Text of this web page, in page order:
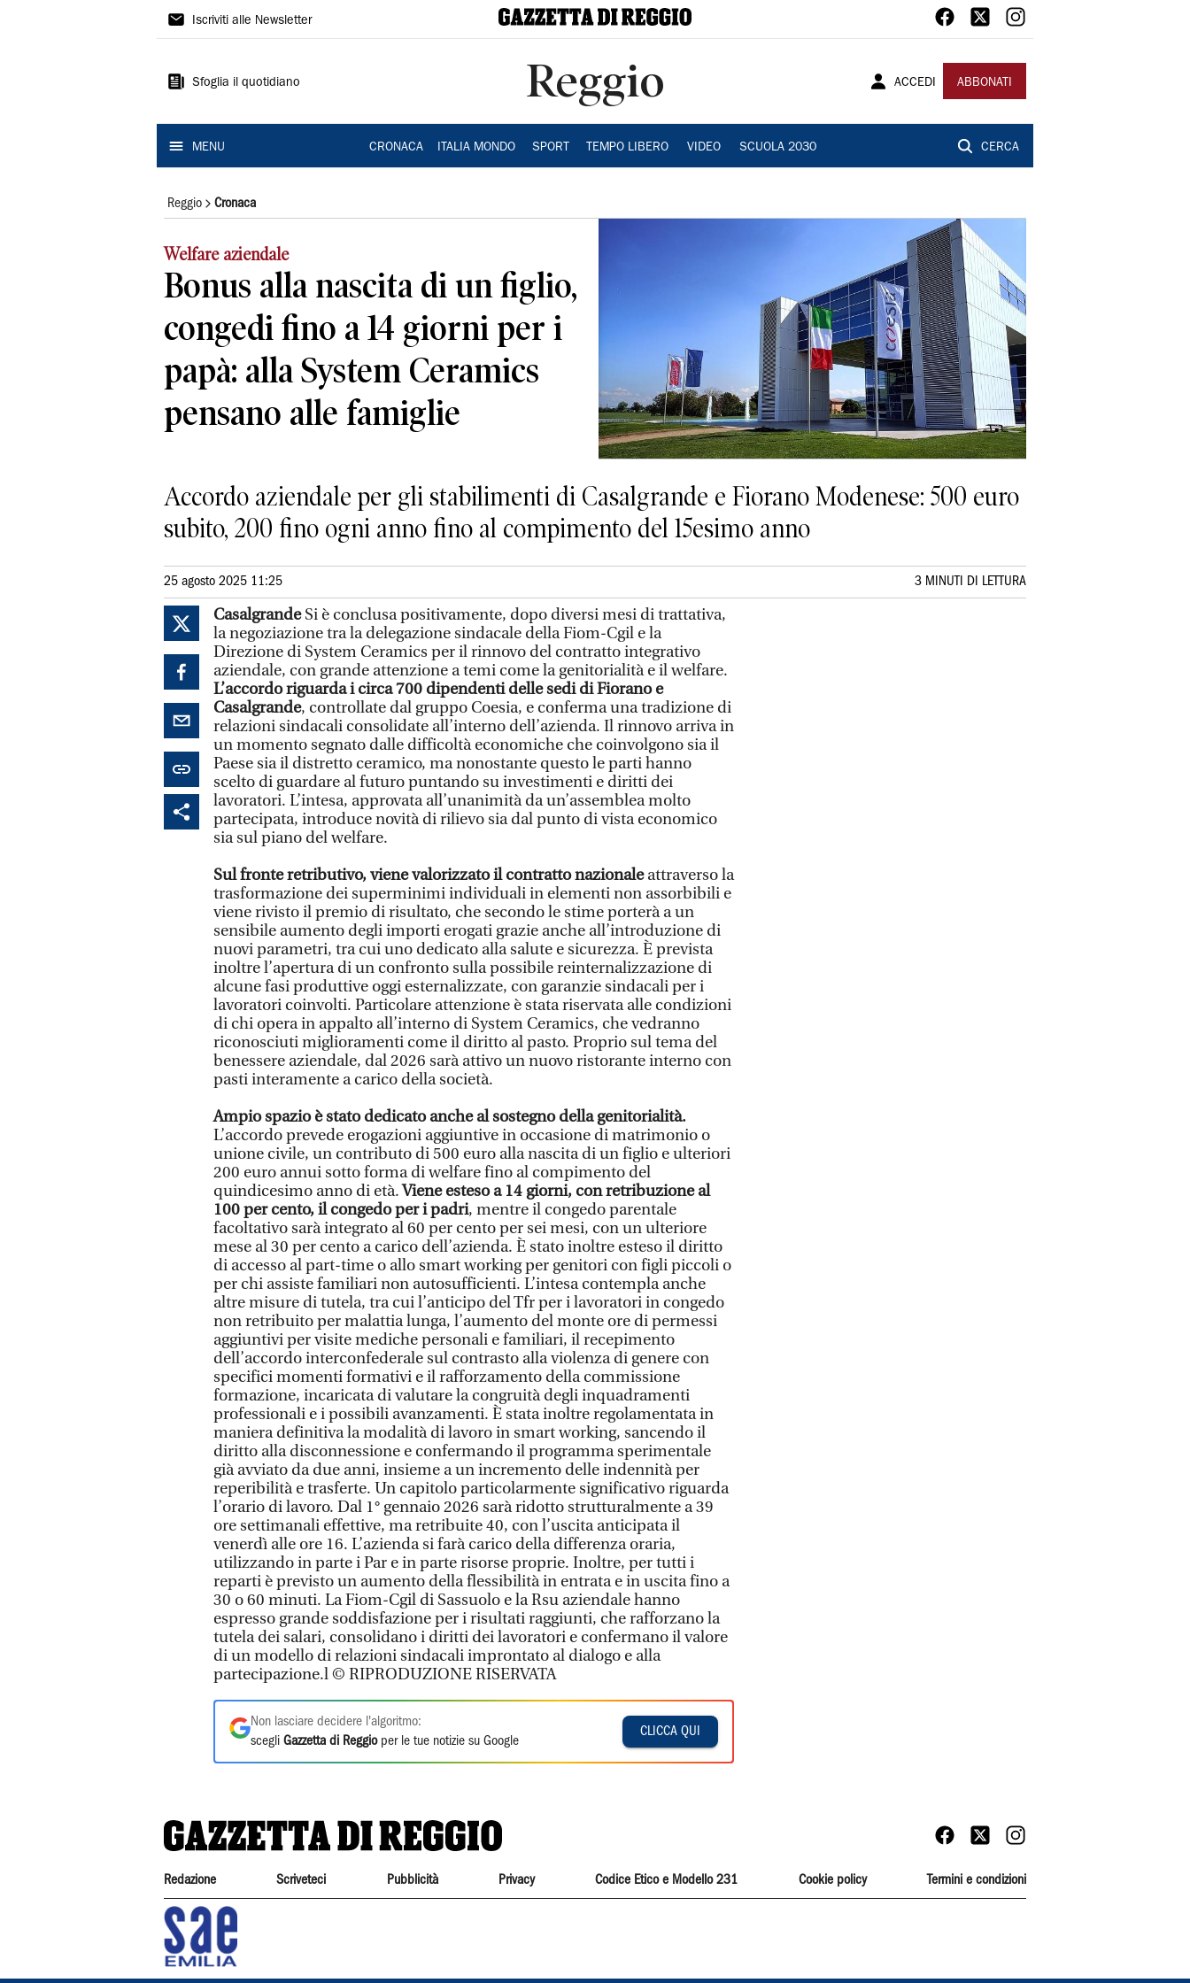
Gazzetta
Reggio
Iscriviti alle Newsletter
Sfoglia il quotidiano Reggio ACCEDI ABBONATI
MENU CRONACA ITALIA MONDO SPORT TEMPO LIBERO VIDEO SCUOLA 2030 CERCA
Reggio Cronaca
Welfare aziendale
Bonus alla nascita di un figlio,
congedi fino a 14 giorni per i
papà: alla System Ceramics
pensano alle famiglie
Accordo aziendale per gli stabilimenti di Casalgrande e Fiorano Modenese: 500 euro
subito, 200 fino ogni anno fino al compimento del 15esimo anno
25 agosto 2025 11:25 3 MINUTI DI LETTURA
CasalgrandeSi è conclusa positivamente, dopo diversi mesi di trattativa,
la negoziazione tra la delegazione sindacale della Fiom-Cgil e la
Direzione di System Ceramics per il rinnovo del contratto integrativo
aziendale, con grande attenzione a temi come la genitorialità e il welfare.
L’accordo riguarda i circa 700 dipendenti delle sedi di Fiorano e
Casalgrande, controllate dal gruppo Coesia, e conferma una tradizione di
relazioni sindacali consolidate all’interno dell’azienda. Il rinnovo arriva in
un momento segnato dalle difficoltà economiche che coinvolgono sia il
Paese sia il distretto ceramico, ma nonostante questo le parti hanno
scelto di guardare al futuro puntando su investimenti e diritti dei
lavoratori. L’intesa, approvata all’unanimità da un’assemblea molto
partecipata, introduce novità di rilievo sia dal punto di vista economico
sia sul piano del welfare.
Sul fronte retributivo, viene valorizzato il contratto nazionaleattraverso la
trasformazione dei superminimi individuali in elementi non assorbibili e
viene rivisto il premio di risultato, che secondo le stime porterà a un
sensibile aumento degli importi erogati grazie anche all’introduzione di
nuovi parametri, tra cui uno dedicato alla salute e sicurezza. È prevista
inoltre l’apertura di un confronto sulla possibile reinternalizzazione di
alcune fasi produttive oggi esternalizzate, con garanzie sindacali per i
lavoratori coinvolti. Particolare attenzione è stata riservata alle condizioni
di chi opera in appalto all’interno di System Ceramics, che vedranno
riconosciuti miglioramenti come il diritto al pasto. Proprio sul tema del
benessere aziendale, dal 2026 sarà attivo un nuovo ristorante interno con
pasti interamente a carico della società.
Ampio spazio è stato dedicato anche al sostegno della genitorialità.
L’accordo prevede erogazioni aggiuntive in occasione di matrimonio o
unione civile, un contributo di 500 euro alla nascita di un figlio e ulteriori
200 euro annui sotto forma di welfare fino al compimento del
quindicesimo anno di età.Viene esteso a 14 giorni, con retribuzione al
100 per cento, il congedo per i padri, mentre il congedo parentale
facoltativo sarà integrato al 60 per cento per sei mesi, con un ulteriore
mese al 30 per cento a carico dell’azienda. È stato inoltre esteso il diritto
di accesso al part-time o allo smart working per genitori con figli piccoli o
per chi assiste familiari non autosufficienti. L’intesa contempla anche
altre misure di tutela, tra cui l’anticipo del Tfr per i lavoratori in congedo
non retribuito per malattia lunga, l’aumento del monte ore di permessi
aggiuntivi per visite mediche personali e familiari, il recepimento
dell’accordo interconfederale sul contrasto alla violenza di genere con
specifici momenti formativi e il rafforzamento della commissione
formazione, incaricata di valutare la congruità degli inquadramenti
professionali e i possibili avanzamenti. È stata inoltre regolamentata in
maniera definitiva la modalità di lavoro in smart working, sancendo il
diritto alla disconnessione e confermando il programma sperimentale
già avviato da due anni, insieme a un incremento delle indennità per
reperibilità e trasferte. Un capitolo particolarmente significativo riguarda
l’orario di lavoro. Dal 1° gennaio 2026 sarà ridotto strutturalmente a 39
ore settimanali effettive, ma retribuite 40, con l’uscita anticipata il
venerdì alle ore 16. L’azienda si farà carico della differenza oraria,
utilizzando in parte i Par e in parte risorse proprie. Inoltre, per tutti i
reparti è previsto un aumento della flessibilità in entrata e in uscita fino a
30 o 60 minuti. La Fiom-Cgil di Sassuolo e la Rsu aziendale hanno
espresso grande soddisfazione per i risultati raggiunti, che rafforzano la
tutela dei salari, consolidano i diritti dei lavoratori e confermano il valore
di un modello di relazioni sindacali improntato al dialogo e alla
partecipazione.l © RIPRODUZIONE RISERVATA
Non lasciare decidere l'algoritmo:
scegli Gazzetta di Reggioper le tue notizie su Google
CLICCA QUI
Redazione Scriveteci Pubblicità Privacy Codice Etico e Modello 231 Cookie policy Termini e condizioni